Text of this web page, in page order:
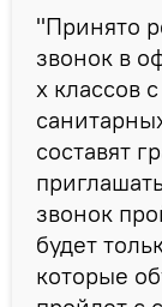
"Принято
звонок в
х классов
составят
звонок
будет
которые